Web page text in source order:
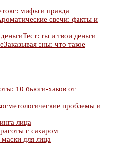
мифы и правда
свечи: факты и
Тест: ты и твои деньги
Заказывая сны: что такое
10 бьюти-хаков от
проблемы и
лица
с сахаром
для лица